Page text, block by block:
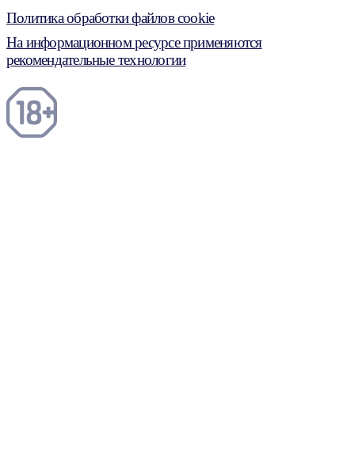
Политика обработки файлов cookie
На информационном ресурсе применяются
рекомендательные технологии